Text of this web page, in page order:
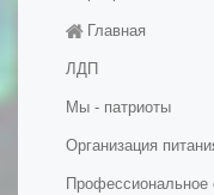
Главная
ЛДП
Мы - патриоты
Организация